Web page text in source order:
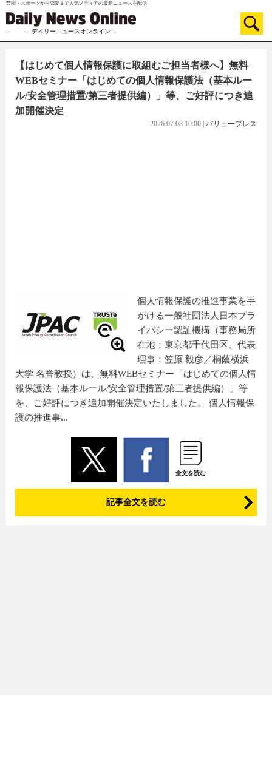
芸能・スポーツから恋愛まで人気メディアの最新ニュースを配信
デイリーニュースオンライン
【はじめて個人情報保護に取組むご担当者様へ】無料
WEBセミナー「はじめての個人情報保護法（基本ルー
ル/安全管理措置/第三者提供編）」等、ご好評につき追
加開催決定
2026.07.08 10:00 バリュープレス
個人情報保護の推進事業を手
がける一般社団法人日本プラ
イバシー認証機構（事務局所
在地：東京都千代田区、代表
理事：笠原 毅彦／桐蔭横浜
大学 名誉教授）は、無料WEBセミナー「はじめての個人情
報保護法（基本ルール/安全管理措置/第三者提供編）」等
を、ご好評につき追加開催決定いたしました。 個人情報保
護の推進事...
全文を読む
記事全文を読む